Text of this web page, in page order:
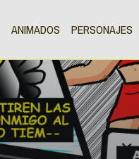
ANIMADOS PERSONAJES